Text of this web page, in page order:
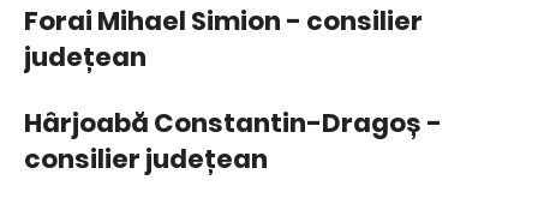
Forai Mihael Simion - consilier
județean
Hârjoabă Constantin-Dragoș -
consilier județean